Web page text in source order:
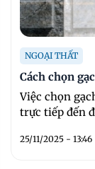
NGOẠI THẤT
Cách chọn
Việc chọn
trực tiếp đến
25/11/2025 - 13:46